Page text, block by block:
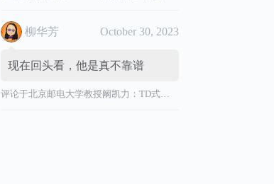
柳华芳 October 30, 2023
现在回头看，他是真不靠谱
评论于北京邮电大学教授阚凯力：TD式创新”祸国殃民